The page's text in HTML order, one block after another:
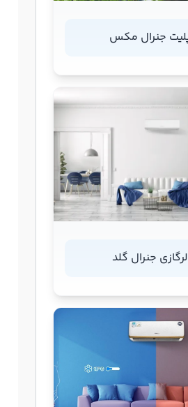
جنرال مکس
جنرال گلد